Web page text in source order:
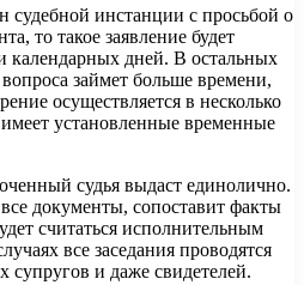
судебной инстанции с просьбой о
то такое заявление будет
календарных дней. В остальных
займет больше времени,
осуществляется в несколько
установленные временные
судья выдаст единолично.
документы, сопоставит факты
считаться исполнительным
все заседания проводятся
супругов и даже свидетелей.